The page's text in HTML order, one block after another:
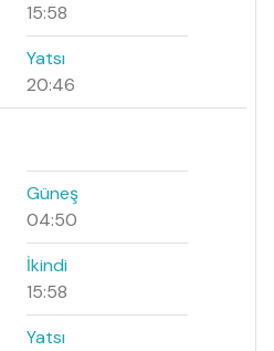
15:58
Yatsı
20:46
Güneş
04:50
İkindi
15:58
Yatsı